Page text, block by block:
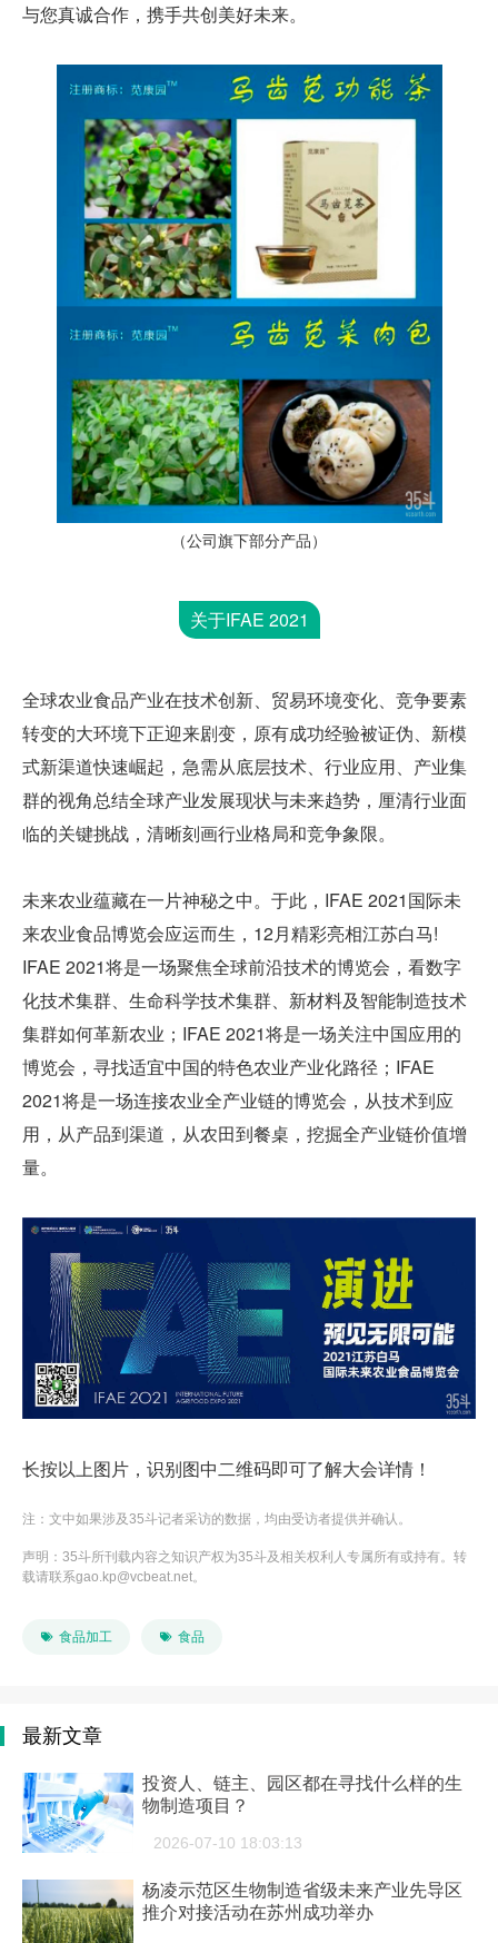
与您真诚合作，携手共创美好未来。
（公司旗下部分产品）
关于IFAE 2021
全球农业食品产业在技术创新、贸易环境变化、竞争要素
转变的大环境下正迎来剧变，原有成功经验被证伪、新模
式新渠道快速崛起，急需从底层技术、行业应用、产业集
群的视角总结全球产业发展现状与未来趋势，厘清行业面
临的关键挑战，清晰刻画行业格局和竞争象限。
未来农业蕴藏在一片神秘之中。于此，IFAE 2021国际未
来农业食品博览会应运而生，12月精彩亮相江苏白马!
IFAE 2021将是一场聚焦全球前沿技术的博览会，看数字
化技术集群、生命科学技术集群、新材料及智能制造技术
集群如何革新农业；IFAE 2021将是一场关注中国应用的
博览会，寻找适宜中国的特色农业产业化路径；IFAE
2021将是一场连接农业全产业链的博览会，从技术到应
用，从产品到渠道，从农田到餐桌，挖掘全产业链价值增
量。
长按以上图片，识别图中二维码即可了解大会详情！
注：文中如果涉及35斗记者采访的数据，均由受访者提供并确认。
声明：35斗所刊载内容之知识产权为35斗及相关权利人专属所有或持有。转
载请联系gao.kp@vcbeat.net。
 食品加工  食品
最新文章
投资人、链主、园区都在寻找什么样的生
物制造项目？
2026-07-10 18:03:13
杨凌示范区生物制造省级未来产业先导区
推介对接活动在苏州成功举办